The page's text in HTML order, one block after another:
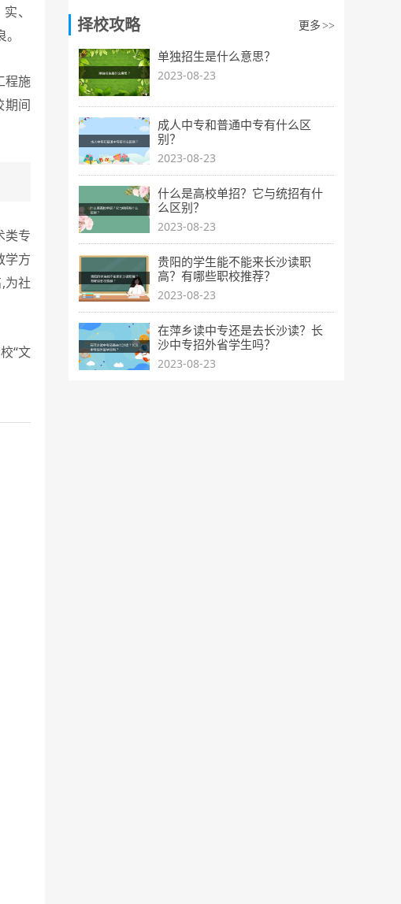
、
程施
期间
类专
学方
为社
“文
择校攻略 更多 >>
单独招生是什么意思？
2023-08-23
成人中专和普通中专有什么区
别？
2023-08-23
什么是高校单招？它与统招有什
么区别？
2023-08-23
贵阳的学生能不能来长沙读职
高？有哪些职校推荐？
2023-08-23
在萍乡读中专还是去长沙读？长
沙中专招外省学生吗？
2023-08-23